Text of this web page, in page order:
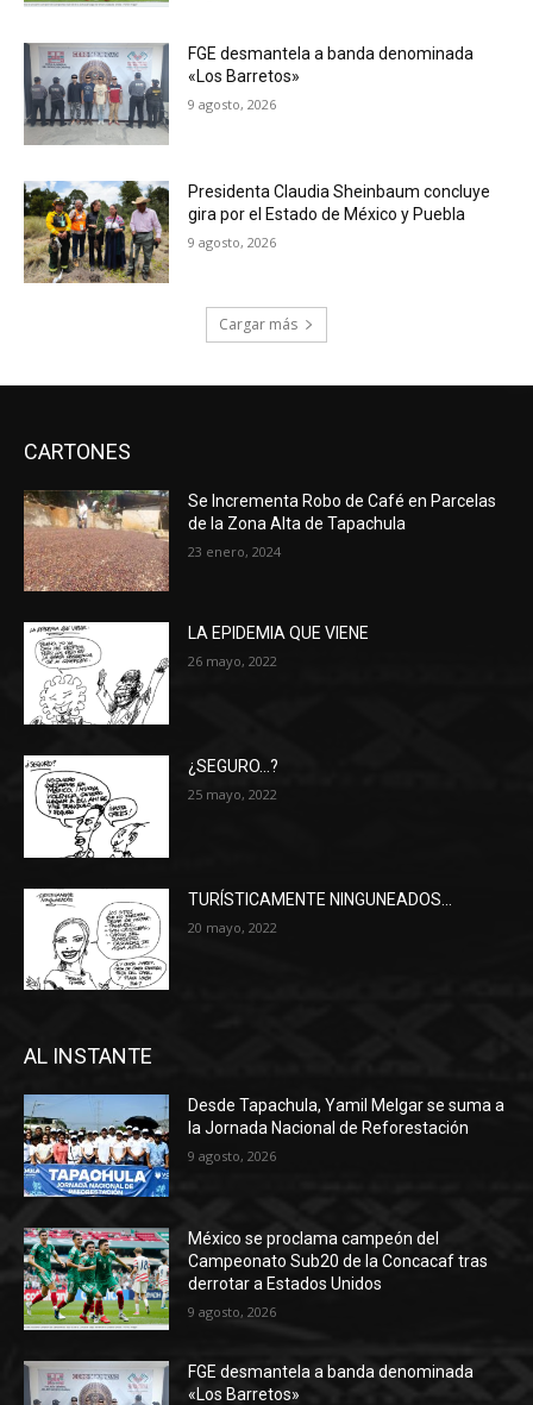
FGE desmantela a banda denominada
«Los Barretos»
9 agosto, 2026
Presidenta Claudia Sheinbaum concluye
gira por el Estado de México y Puebla
9 agosto, 2026
Cargar más
CARTONES
Se Incrementa Robo de Café en Parcelas
de la Zona Alta de Tapachula
23 enero, 2024
LA EPIDEMIA QUE VIENE
26 mayo, 2022
¿SEGURO…?
25 mayo, 2022
TURÍSTICAMENTE NINGUNEADOS…
20 mayo, 2022
AL INSTANTE
Desde Tapachula, Yamil Melgar se suma a
la Jornada Nacional de Reforestación
9 agosto, 2026
México se proclama campeón del
Campeonato Sub20 de la Concacaf tras
derrotar a Estados Unidos
9 agosto, 2026
FGE desmantela a banda denominada
«Los Barretos»